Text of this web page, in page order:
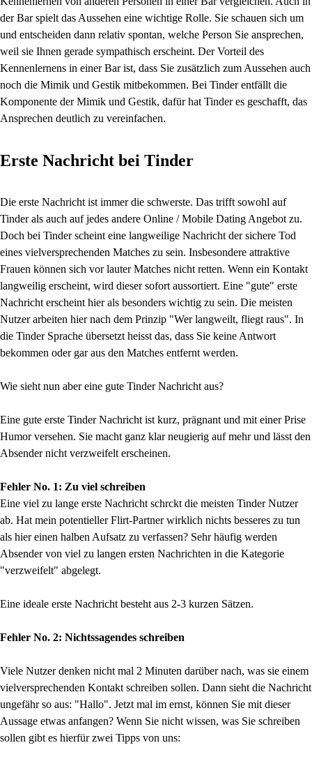
der Bar spielt das Aussehen eine wichtige Rolle. Sie schauen sich um
und entscheiden dann relativ spontan, welche Person Sie ansprechen,
weil sie Ihnen gerade sympathisch erscheint. Der Vorteil des
Kennenlernens in einer Bar ist, dass Sie zusätzlich zum Aussehen auch
noch die Mimik und Gestik mitbekommen. Bei Tinder entfällt die
Komponente der Mimik und Gestik, dafür hat Tinder es geschafft, das
Ansprechen deutlich zu vereinfachen.
Erste Nachricht bei Tinder
Die erste Nachricht ist immer die schwerste. Das trifft sowohl auf
Tinder als auch auf jedes andere Online / Mobile Dating Angebot zu.
Doch bei Tinder scheint eine langweilige Nachricht der sichere Tod
eines vielversprechenden Matches zu sein. Insbesondere attraktive
Frauen können sich vor lauter Matches nicht retten. Wenn ein Kontakt
langweilig erscheint, wird dieser sofort aussortiert. Eine "gute" erste
Nachricht erscheint hier als besonders wichtig zu sein. Die meisten
Nutzer arbeiten hier nach dem Prinzip "Wer langweilt, fliegt raus". In
die Tinder Sprache übersetzt heisst das, dass Sie keine Antwort
bekommen oder gar aus den Matches entfernt werden.
Wie sieht nun aber eine gute Tinder Nachricht aus?
Eine gute erste Tinder Nachricht ist kurz, prägnant und mit einer Prise
Humor versehen. Sie macht ganz klar neugierig auf mehr und lässt den
Absender nicht verzweifelt erscheinen.
Fehler No. 1: Zu viel schreiben
Eine viel zu lange erste Nachricht schrckt die meisten Tinder Nutzer
ab. Hat mein potentieller Flirt-Partner wirklich nichts besseres zu tun
als hier einen halben Aufsatz zu verfassen? Sehr häufig werden
Absender von viel zu langen ersten Nachrichten in die Kategorie
"verzweifelt" abgelegt.
Eine ideale erste Nachricht besteht aus 2-3 kurzen Sätzen.
Fehler No. 2: Nichtssagendes schreiben
Viele Nutzer denken nicht mal 2 Minuten darüber nach, was sie einem
vielversprechenden Kontakt schreiben sollen. Dann sieht die Nachricht
ungefähr so aus: "Hallo". Jetzt mal im ernst, können Sie mit dieser
Aussage etwas anfangen? Wenn Sie nicht wissen, was Sie schreiben
sollen gibt es hierfür zwei Tipps von uns: